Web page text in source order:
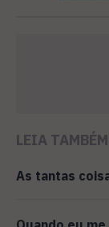
LEIA TAMBÉM
As tantas